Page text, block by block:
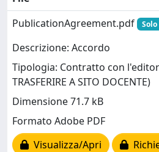
PublicationAgreement.pdf
Descrizione: Accordo
Tipologia: Contratto con
TRASFERIRE A SITO DOCENTE)
Dimensione 71.7 kB
Formato Adobe PDF
Visualizza/Apri